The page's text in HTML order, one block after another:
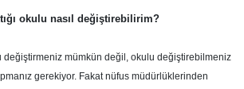
okulu nasıl değiştirebilirim?
değiştirmeniz mümkün değil, okulu değiştirebilmeniz
gerekiyor. Fakat nüfus müdürlüklerinden